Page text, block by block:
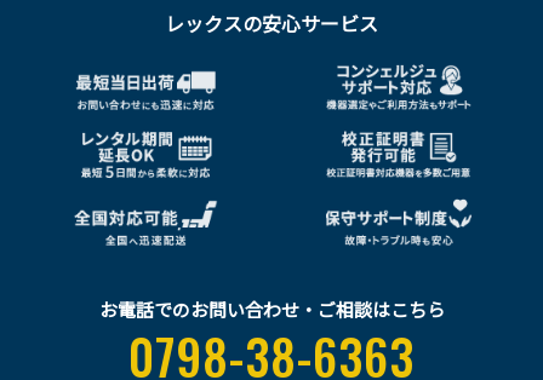
レックスの安心サービス
お電話でのお問い合わせ・ご相談はこちら
0798-38-6363